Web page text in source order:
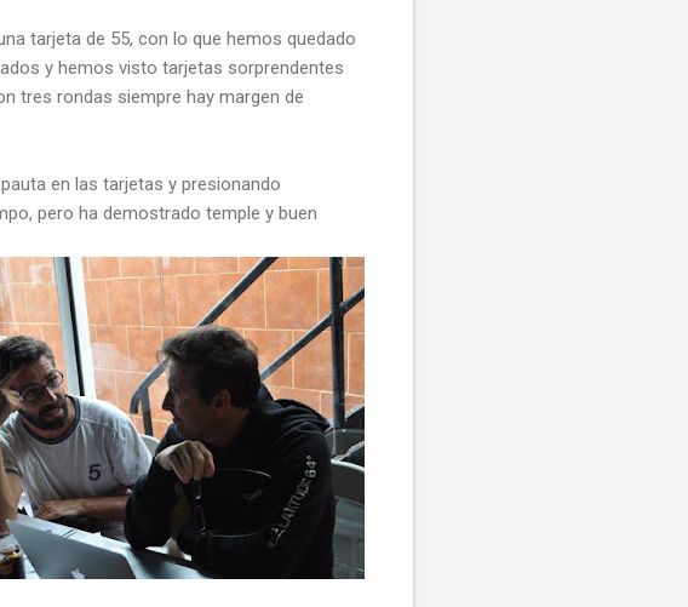
tarjeta de 55, con lo que hemos quedado
y hemos visto tarjetas sorprendentes
tres rondas siempre hay margen de
en las tarjetas y presionando
pero ha demostrado temple y buen